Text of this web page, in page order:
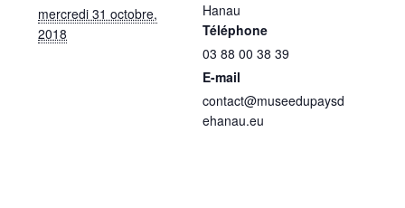
mercredi 31 octobre,
2018
Hanau
Téléphone
03 88 00 38 39
E-mail
contact@museedupaysd
ehanau.eu